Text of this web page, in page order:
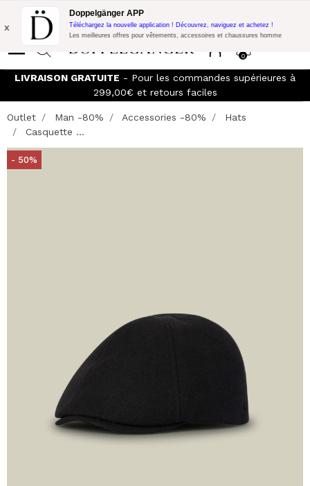
Promo Flash: 10% de réduction supplémentaire sur 300€ d'achat
avec le code:
0
x
Doppelgänger APP
Téléchargez la nouvelle application ! Découvrez, naviguez et achetez !
Les meilleures offres pour vêtements, accessoires et chaussures homme
LIVRAISON GRATUITE - Pour les commandes supérieures à
299,00€ et retours faciles
Outlet Man -80% Accessories -80%
Hats
Casquette ...
- 50%